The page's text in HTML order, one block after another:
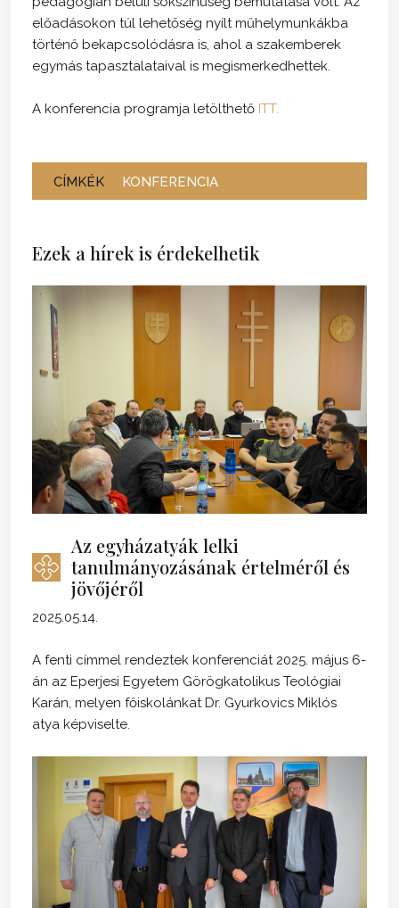
előadásokon túl lehetőség nyílt műhelymunkákba
történő bekapcsolódásra is, ahol a szakemberek
egymás tapasztalataival is megismerkedhettek.
A konferencia programja letölthető ITT.
CÍMKÉK KONFERENCIA
Ezek a hírek is érdekelhetik
Az egyházatyák lelki
tanulmányozásának értelméről és
jövőjéről
2025.05.14.
A fenti címmel rendeztek konferenciát 2025. május 6-
án az Eperjesi Egyetem Görögkatolikus Teológiai
Karán, melyen főiskolánkat Dr. Gyurkovics Miklós
atya képviselte.